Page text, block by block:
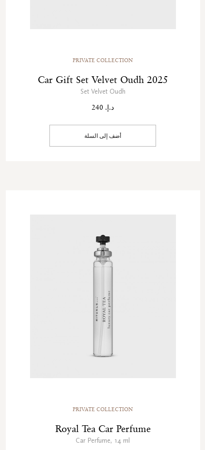
PRIVATE COLLECTION
Car Gift Set Velvet Oudh 2025
Set Velvet Oudh
د.إ. 240
أضف إلى السلة
PRIVATE COLLECTION
Royal Tea Car Perfume
Car Perfume, 14 ml